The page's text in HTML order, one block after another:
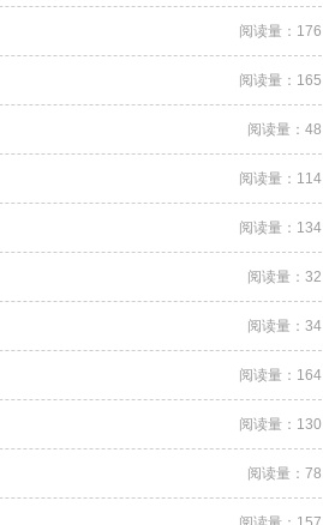
阅读量：176
阅读量：165
阅读量：48
阅读量：114
阅读量：134
阅读量：32
阅读量：34
阅读量：164
阅读量：130
阅读量：78